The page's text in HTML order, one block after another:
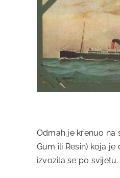
Odmah je krenuo na
Gum ili Resin) koja
izvozila se po svijetu.